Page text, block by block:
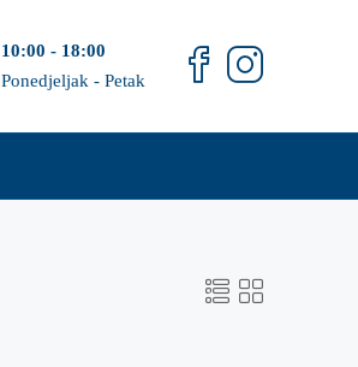
10:00 - 18:00
Ponedjeljak - Petak